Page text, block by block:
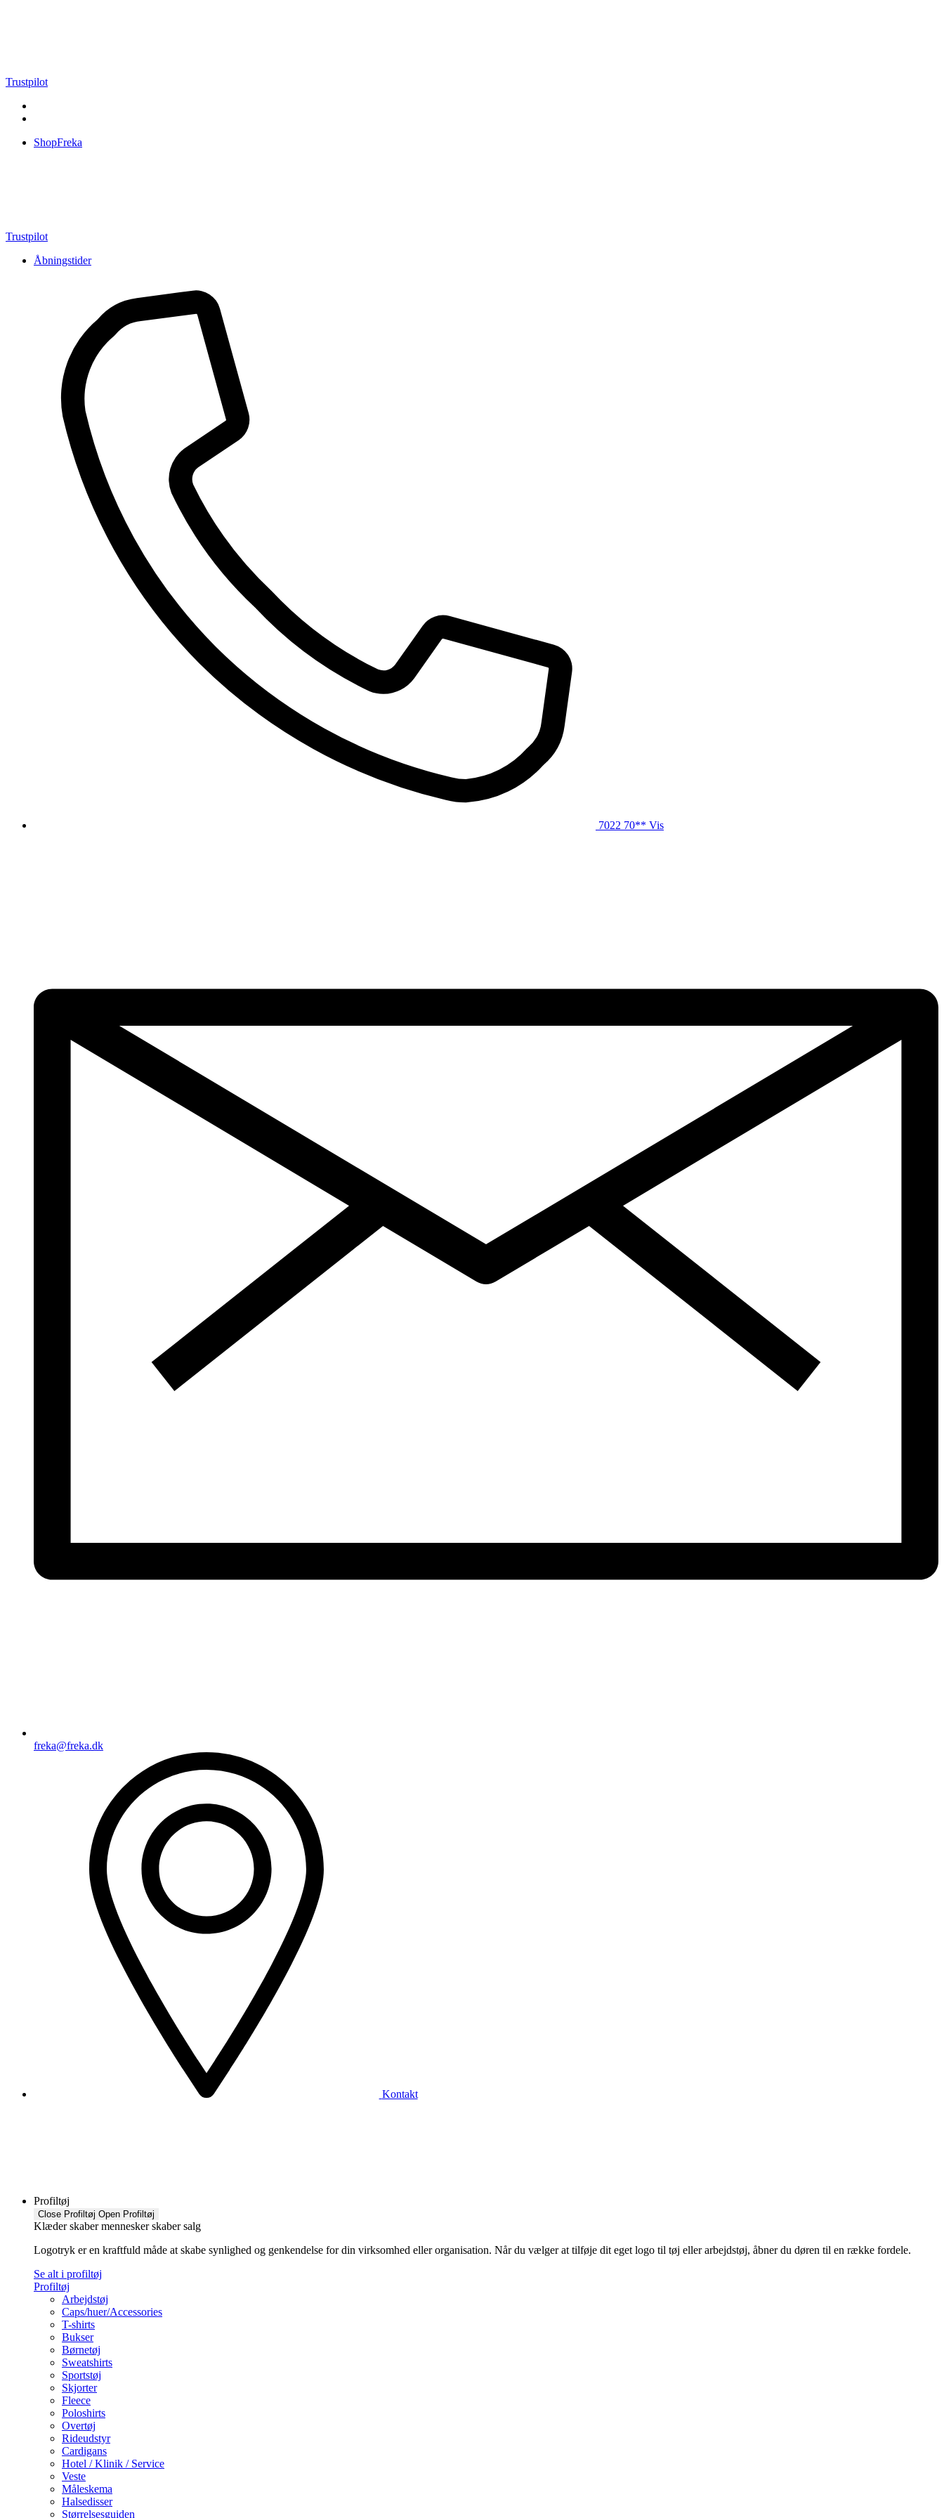
Trustpilot
ShopFreka
Trustpilot
Åbningstider
7022 70** Vis
freka@freka.dk
Kontakt
Profiltøj
Close Profiltøj Open Profiltøj
Klæder skaber mennesker skaber salg
Logotryk er en kraftfuld måde at skabe synlighed og genkendelse for din virksomhed eller organisation. Når du vælger at tilføje dit eget logo til tøj eller arbejdstøj, åbner du døren til en række fordele.
Se alt i profiltøj
Profiltøj
Arbejdstøj
Caps/huer/Accessories
T-shirts
Bukser
Børnetøj
Sweatshirts
Sportstøj
Skjorter
Fleece
Poloshirts
Overtøj
Rideudstyr
Cardigans
Hotel / Klinik / Service
Veste
Måleskema
Halsedisser
Størrelsesguiden